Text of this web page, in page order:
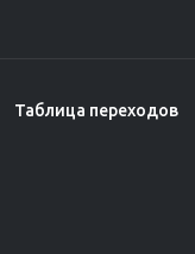
Таблица переходов